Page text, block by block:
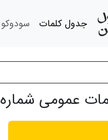
جدول کلمات سودوکو
عمومی شماره 53